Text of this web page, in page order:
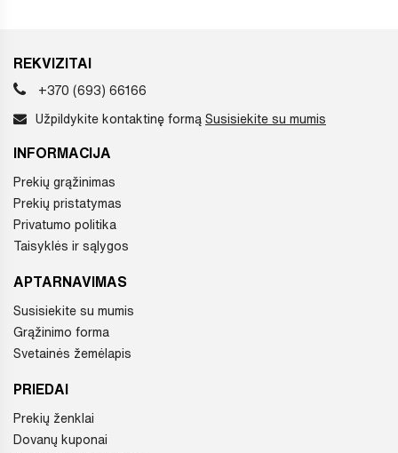
REKVIZITAI
+370 (693) 66166
Užpildykite kontaktinę formą Susisiekite su mumis
INFORMACIJA
Prekių grąžinimas
Prekių pristatymas
Privatumo politika
Taisyklės ir sąlygos
APTARNAVIMAS
Susisiekite su mumis
Grąžinimo forma
Svetainės žemėlapis
PRIEDAI
Prekių ženklai
Dovanų kuponai